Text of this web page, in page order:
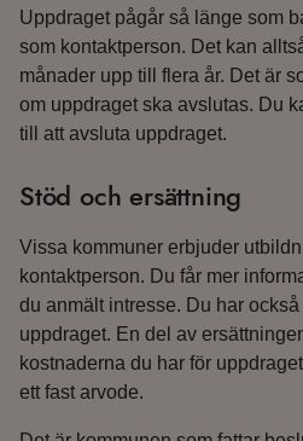
Uppdraget pågår så länge som
som kontaktperson. Det kan
månader upp till flera år. Det är
om uppdraget ska avslutas. Du
till att avsluta uppdraget.
Stöd och ersättning
Vissa kommuner erbjuder
kontaktperson. Du får mer
du anmält intresse. Du har
uppdraget. En del av
kostnaderna du har för
ett fast arvode.